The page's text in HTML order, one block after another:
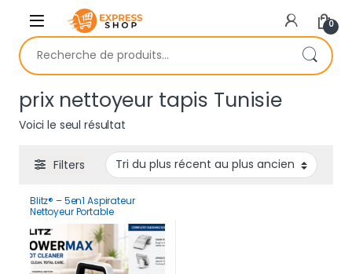
Skip to navigation
Skip to content
0
Recherche pour :
prix nettoyeur tapis Tunisie
Voici le seul résultat
Filters
Blitz® – 5en1 Aspirateur
Nettoyeur Portable
Professionnel Puissant,
Silencieux maison Voiture
1500 watt